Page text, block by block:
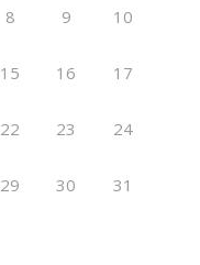
8 9 10
15 16 17
22 23 24
29 30 31